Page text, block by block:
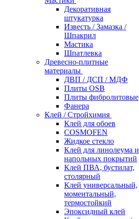
Декоративная
штукатурка
Известь / Замазка /
Шпакрил
Мастика
Шпатлевка
Древесно-плитные
материалы
ДВП / ДСП / МДФ
Плиты OSB
Плиты фибролитовые
Фанера
Клей / Стройхимия
Клей для обоев
COSMOFEN
Жидкое стекло
Клей для линолеума и
напольных покрытий
Клей ПВА, бустилат,
столярный
Клей универсальный,
моментальный,
термостойкий
Эпоксидный клей